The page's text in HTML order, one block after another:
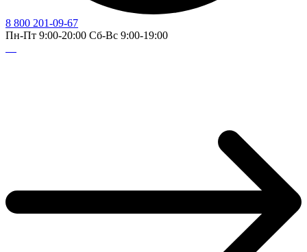
8 800 201-09-67
Пн-Пт 9:00-20:00 Сб-Вс 9:00-19:00